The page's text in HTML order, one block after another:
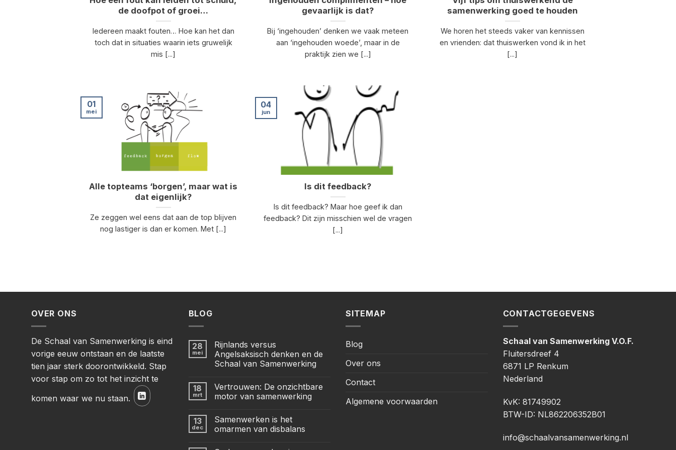
de doofpot of groei…
Iedereen maakt fouten… Hoe kan het dan
toch dat in situaties waarin iets gruwelijk
mis [...]
gevaarlijk is dat?
Bij ‘ingehouden’ denken we vaak meteen
aan ‘ingehouden woede’, maar in de
praktijk zien we [...]
samenwerking goed te houden
We horen het steeds vaker van kennissen
en vrienden: dat thuiswerken vond ik in het
[...]
Alle topteams ‘borgen’, maar wat is
dat eigenlijk?
Ze zeggen wel eens dat aan de top blijven
nog lastiger is dan er komen. Met [...]
01
mei
Is dit feedback?
Is dit feedback? Maar hoe geef ik dan
feedback? Dit zijn misschien wel de vragen
[...]
04
jun
OVER ONS
De Schaal van Samenwerking is eind
vorige eeuw ontstaan en de laatste
tien jaar sterk doorontwikkeld. Stap
voor stap om zo tot het inzicht te
komen waar we nu staan.
BLOG
28
mei
Rijnlands versus
Angelsaksisch denken en de
Schaal van Samenwerking
18
mrt
Vertrouwen: De onzichtbare
motor van samenwerking
13
dec
Samenwerken is het
omarmen van disbalans
SITEMAP
Blog
Over ons
Contact
Algemene voorwaarden
CONTACTGEGEVENS
Schaal van Samenwerking V.O.F.
Fluitersdreef 4
6871 LP Renkum
Nederland
KvK: 81749902
BTW-ID: NL862206352B01
info@schaalvansamenwerking.nl